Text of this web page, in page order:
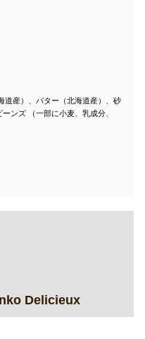
道産）、バター（北海道産）、砂
ンズ （一部に小麦、乳成分、
Delicieux